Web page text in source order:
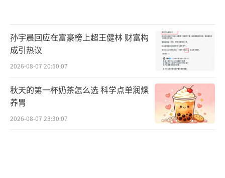
孙宇晨回应在富豪榜上超王健林 财富构
成引热议
2026-08-07 20:50:07
秋天的第一杯奶茶怎么选 科学点单润燥
养胃
2026-08-07 23:30:07